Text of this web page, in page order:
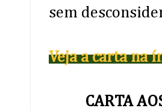
sem
Veja a carta na
CARTA